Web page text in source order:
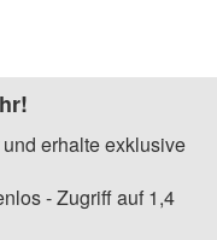
erhalte exklusive
- Zugriff auf 1,4